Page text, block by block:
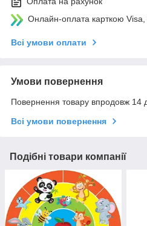
Онлайн-оплата карткою
Всі умови оплати
Умови повернення
Повернення товару впродовж 14
Всі умови повернення
Подібні товари компанії